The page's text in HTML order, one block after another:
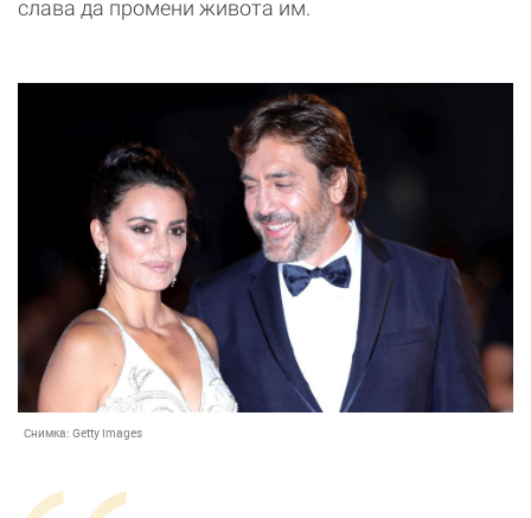
слава да промени живота им.
Снимка: Getty Images